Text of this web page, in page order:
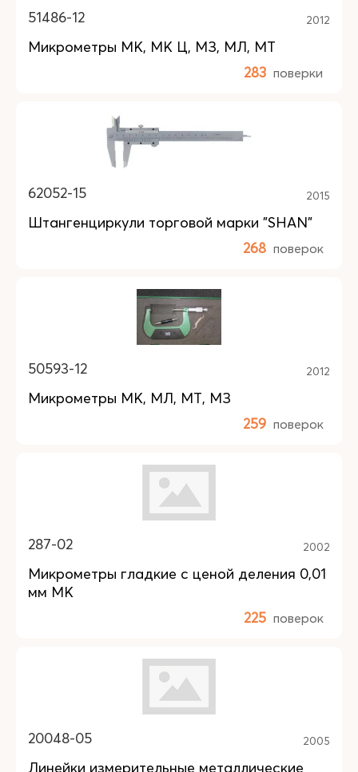
51486-12 2012
Микрометры МК, МК Ц, МЗ, МЛ, МТ
283 поверки
62052-15 2015
Штангенциркули торговой марки "SHAN"
268 поверок
50593-12 2012
Микрометры МК, МЛ, МТ, МЗ
259 поверок
287-02 2002
Микрометры гладкие с ценой деления 0,01
мм МК
225 поверок
20048-05 2005
Линейки измерительные металлические